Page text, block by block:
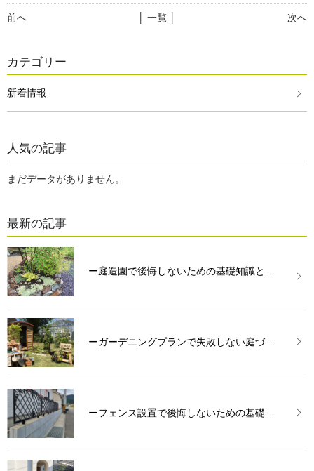
前へ 次へ
│ 一覧 │
カテゴリー
新着情報
人気の記事
まだデータがありません。
最新の記事
ー庭造園で後悔しないための基礎知識と...
ーガーデニングプランで失敗しない庭づ...
ーフェンス設置で後悔しないための基礎...